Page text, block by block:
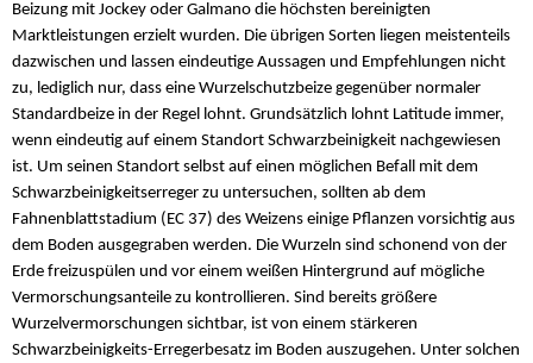
Beizung mit Jockey oder Galmano die höchsten bereinigten
Marktleistungen erzielt wurden. Die übrigen Sorten liegen meistenteils
dazwischen und lassen eindeutige Aussagen und Empfehlungen nicht
zu, lediglich nur, dass eine Wurzelschutzbeize gegenüber normaler
Standardbeize in der Regel lohnt. Grundsätzlich lohnt Latitude immer,
wenn eindeutig auf einem Standort Schwarzbeinigkeit nachgewiesen
ist. Um seinen Standort selbst auf einen möglichen Befall mit dem
Schwarzbeinigkeitserreger zu untersuchen, sollten ab dem
Fahnenblattstadium (EC 37) des Weizens einige Pflanzen vorsichtig aus
dem Boden ausgegraben werden. Die Wurzeln sind schonend von der
Erde freizuspülen und vor einem weißen Hintergrund auf mögliche
Vermorschungsanteile zu kontrollieren. Sind bereits größere
Wurzelvermorschungen sichtbar, ist von einem stärkeren
Schwarzbeinigkeits-Erregerbesatz im Boden auszugehen. Unter solchen